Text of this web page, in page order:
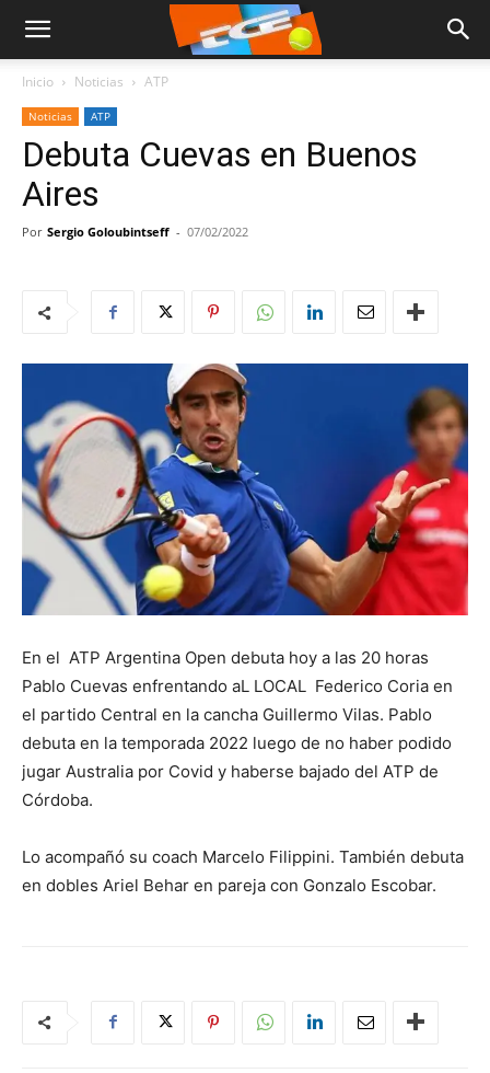
Inicio Noticias ATP
Noticias ATP
Debuta Cuevas en Buenos
Aires
Por Sergio Goloubintseff - 07/02/2022
En el ATP Argentina Open debuta hoy a las 20 horas
Pablo Cuevas enfrentando aL LOCAL Federico Coria en
el partido Central en la cancha Guillermo Vilas. Pablo
debuta en la temporada 2022 luego de no haber podido
jugar Australia por Covid y haberse bajado del ATP de
Córdoba.
Lo acompañó su coach Marcelo Filippini. También debuta
en dobles Ariel Behar en pareja con Gonzalo Escobar.